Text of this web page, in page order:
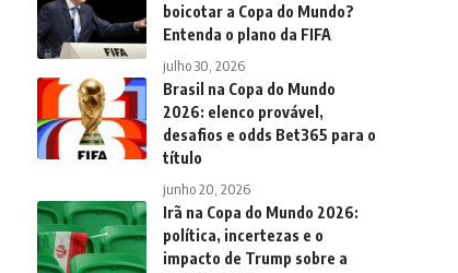
boicotar a Copa do Mundo?
Entenda o plano da FIFA
julho 30, 2026
Brasil na Copa do Mundo
2026: elenco provável,
desafios e odds Bet365 para o
título
junho 20, 2026
Irã na Copa do Mundo 2026:
política, incertezas e o
impacto de Trump sobre a